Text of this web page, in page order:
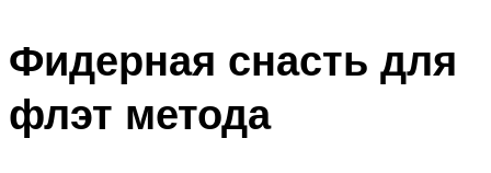
Фидерная снасть для
флэт метода